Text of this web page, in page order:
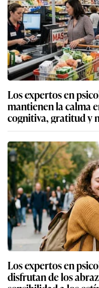
Los expertos en
mantienen la calma
cognitiva, gratitud y
Los expertos en
disfrutan de los